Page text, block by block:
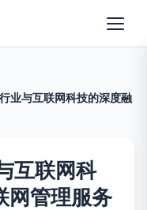
业与互联网科技的深度融
互联网科
网管理服务